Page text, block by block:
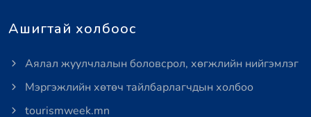
Ашигтай холбоос
Аялал жуулчлалын боловсрол, хөгжлийн нийгэмлэг
Мэргэжлийн хөтөч тайлбарлагчдын холбоо
tourismweek.mn